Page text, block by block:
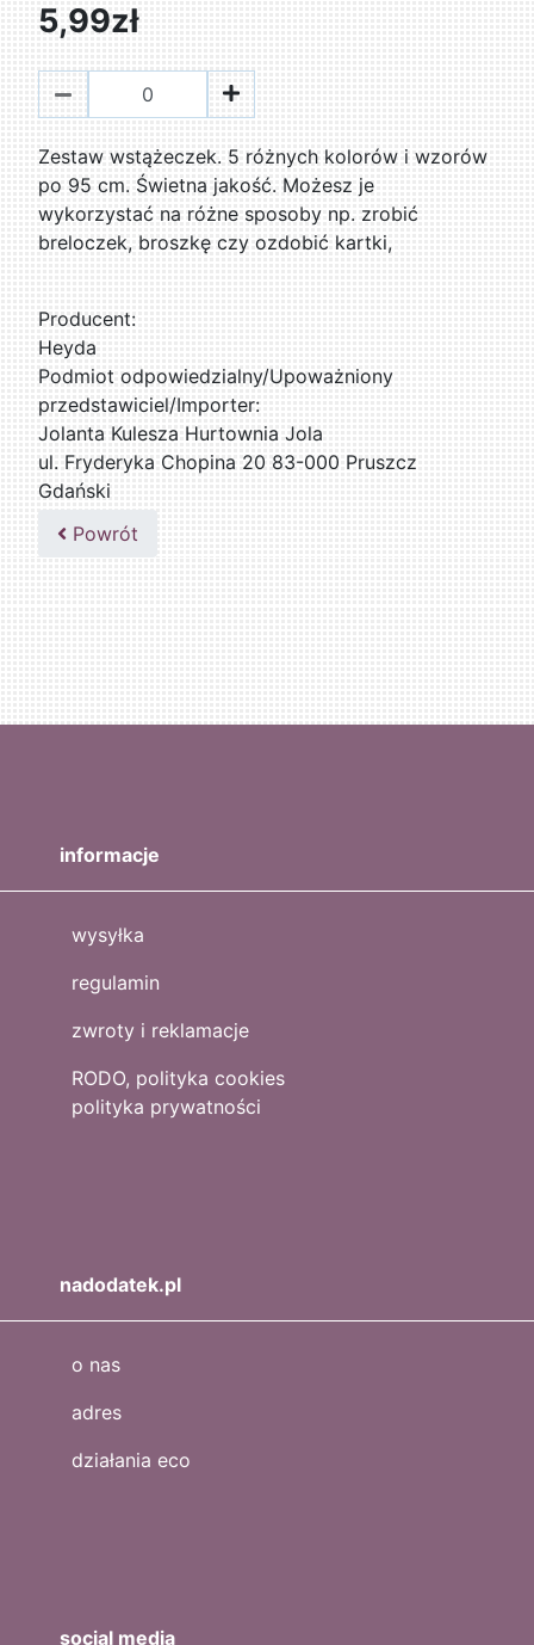
5,99zł
Zestaw wstążeczek. 5 różnych kolorów i wzorów
po 95 cm. Świetna jakość. Możesz je
wykorzystać na różne sposoby np. zrobić
breloczek, broszkę czy ozdobić kartki,
Producent:
Heyda
Podmiot odpowiedzialny/Upoważniony
przedstawiciel/Importer:
Jolanta Kulesza Hurtownia Jola
ul. Fryderyka Chopina 20 83-000 Pruszcz
Gdański
502047435
Powrót
informacje
wysyłka
regulamin
zwroty i reklamacje
RODO, polityka cookies
polityka prywatności
nadodatek.pl
o nas
adres
działania eco
social media